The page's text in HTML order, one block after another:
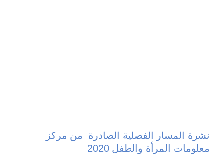
نشرة المسار الفصلية الصادرة من مركز
معلومات المرأة والطفل 2020